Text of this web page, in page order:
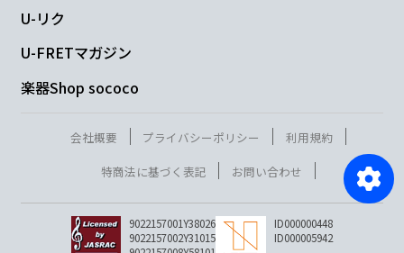
U-リク
U-FRETマガジン
楽器Shop sococo
会社概要 プライバシーポリシー
利用規約
特商法に基づく表記
お問い合わせ
9022157001Y38026
9022157002Y31015
ID000000448
ID000005942